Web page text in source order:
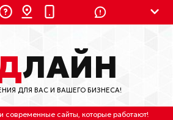
550-9899 (с 2:30 до 11:30 по
по России
ЛАЙН
ДЛЯ ВАС И ВАШЕГО БИЗНЕСА!
современные сайты, которые работают!